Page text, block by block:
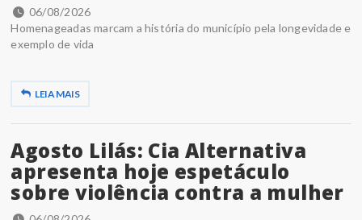
06/08/2026
Homenageadas marcam a história do município pela longevidade e
exemplo de vida
LEIA MAIS
Agosto Lilás: Cia Alternativa
apresenta hoje espetáculo
sobre violência contra a mulher